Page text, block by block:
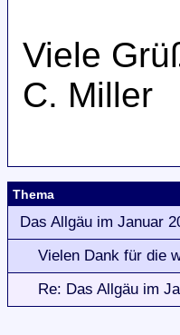
Viele
C. Miller
Thema
Das Allgäu im Januar
Vielen Dank für die
Re: Das Allgäu im